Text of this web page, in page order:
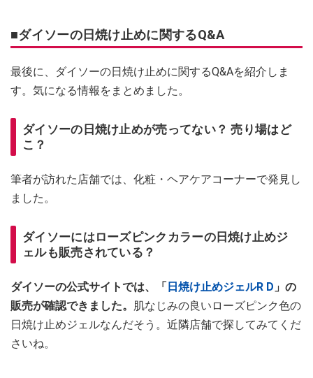
■ダイソーの日焼け止めに関するQ&A
最後に、ダイソーの日焼け止めに関するQ&Aを紹介しま
す。気になる情報をまとめました。
ダイソーの日焼け止めが売ってない？ 売り場はど
こ？
筆者が訪れた店舗では、化粧・ヘアケアコーナーで発見し
ました。
ダイソーにはローズピンクカラーの日焼け止めジ
ェルも販売されている？
ダイソーの公式サイトでは、「 日焼け止めジェルR D 」の
販売が確認できました。
肌なじみの良いローズピンク色の
日焼け止めジェルなんだそう。近隣店舗で探してみてくだ
さいね。